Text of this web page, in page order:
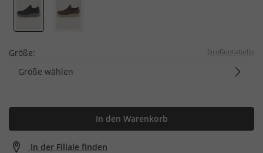
Größe: Größentabelle
Größe wählen
In den Warenkorb
In der Filiale finden